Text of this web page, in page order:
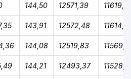
144,50 12571,39
143,91 12572,48
144,08 12519,83 11569,15
144,21 12493,37